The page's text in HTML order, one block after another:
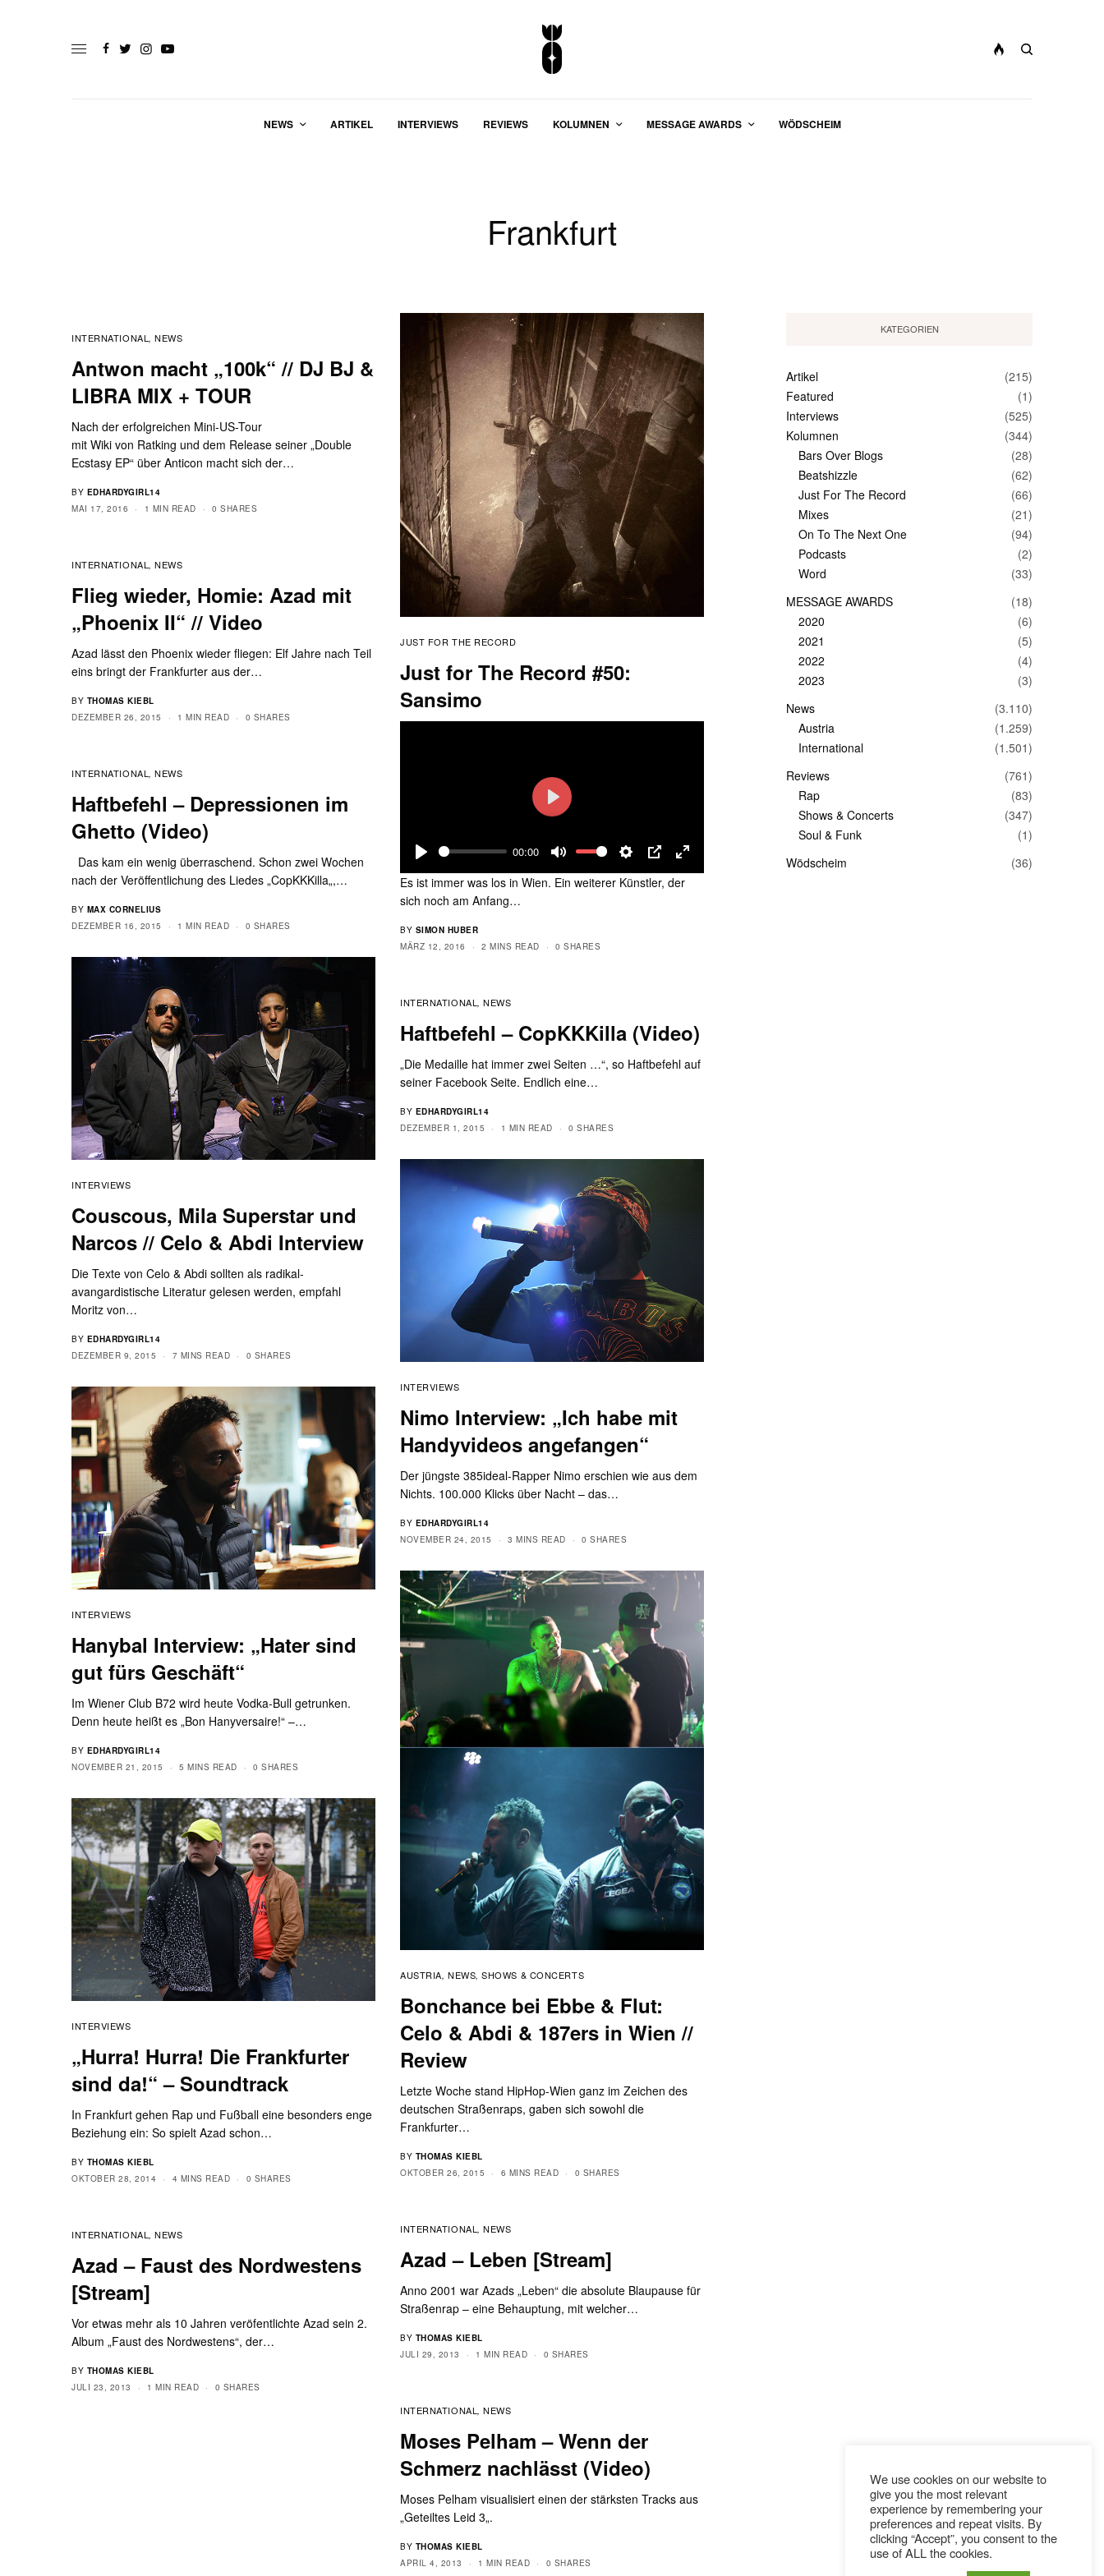
NEWS ARTIKEL INTERVIEWS REVIEWS KOLUMNEN MESSAGE AWARDS WÖDSCHEIM
Frankfurt
INTERNATIONAL ,NEWS
Antwon macht „100k“ // DJ BJ &
LIBRA MIX + TOUR
Nach der erfolgreichen Mini-US-Tour
mit Wiki von Ratking und dem Release seiner „Double
Ecstasy EP“ über Anticon macht sich der…
BY EDHARDYGIRL14
MAI 17, 2016
1 MIN READ 0 SHARES
JUST FOR THE RECORD
Just for The Record #50:
Sansimo
00:00
fullscreen
Play
Es ist immer was los in Wien. Ein weiterer Künstler, der
sich noch am Anfang…
BY SIMON HUBER
MÄRZ 12, 2016
2 MINS READ 0 SHARES
INTERNATIONAL ,NEWS
Flieg wieder, Homie: Azad mit
„Phoenix II“ // Video
Azad lässt den Phoenix wieder fliegen: Elf Jahre nach Teil
eins bringt der Frankfurter aus der…
BY THOMAS KIEBL
DEZEMBER 26, 2015
1 MIN READ 0 SHARES
INTERNATIONAL ,NEWS
Haftbefehl – Depressionen im
Ghetto (Video)
Das kam ein wenig überraschend. Schon zwei Wochen
nach der Veröffentlichung des Liedes „CopKKKilla„,…
BY MAX CORNELIUS
DEZEMBER 16, 2015
1 MIN READ 0 SHARES
INTERVIEWS
Couscous, Mila Superstar und
Narcos // Celo & Abdi Interview
Die Texte von Celo & Abdi sollten als radikal-
avangardistische Literatur gelesen werden, empfahl
Moritz von…
BY EDHARDYGIRL14
DEZEMBER 9, 2015
7 MINS READ 0 SHARES
INTERNATIONAL ,NEWS
Haftbefehl – CopKKKilla (Video)
„Die Medaille hat immer zwei Seiten …“, so Haftbefehl auf
seiner Facebook Seite. Endlich eine…
BY EDHARDYGIRL14
DEZEMBER 1, 2015
1 MIN READ 0 SHARES
INTERVIEWS
Nimo Interview: „Ich habe mit
Handyvideos angefangen“
Der jüngste 385ideal-Rapper Nimo erschien wie aus dem
Nichts. 100.000 Klicks über Nacht – das…
BY EDHARDYGIRL14
NOVEMBER 24, 2015
3 MINS READ 0 SHARES
INTERVIEWS
Hanybal Interview: „Hater sind
gut fürs Geschäft“
Im Wiener Club B72 wird heute Vodka-Bull getrunken.
Denn heute heißt es „Bon Hanyversaire!“ –…
BY EDHARDYGIRL14
NOVEMBER 21, 2015
5 MINS READ 0 SHARES
AUSTRIA, NEWS,SHOWS & CONCERTS
Bonchance bei Ebbe & Flut:
Celo & Abdi & 187ers in Wien //
Review
Letzte Woche stand HipHop-Wien ganz im Zeichen des
deutschen Straßenraps, gaben sich sowohl die
Frankfurter…
BY THOMAS KIEBL
OKTOBER 26, 2015
6 MINS READ 0 SHARES
INTERVIEWS
„Hurra! Hurra! Die Frankfurter
sind da!“ – Soundtrack
In Frankfurt gehen Rap und Fußball eine besonders enge
Beziehung ein: So spielt Azad schon…
BY THOMAS KIEBL
OKTOBER 28, 2014
4 MINS READ 0 SHARES
INTERNATIONAL ,NEWS
Azad – Leben [Stream]
Anno 2001 war Azads „Leben“ die absolute Blaupause für
Straßenrap – eine Behauptung, mit welcher…
BY THOMAS KIEBL
JULI 29, 2013
1 MIN READ 0 SHARES
INTERNATIONAL ,NEWS
Azad – Faust des Nordwestens
[Stream]
Vor etwas mehr als 10 Jahren veröfentlichte Azad sein 2.
Album „Faust des Nordwestens“, der…
BY THOMAS KIEBL
JULI 23, 2013
1 MIN READ 0 SHARES
INTERNATIONAL ,NEWS
Moses Pelham – Wenn der
Schmerz nachlässt (Video)
Moses Pelham visualisiert einen der stärksten Tracks aus
„Geteiltes Leid 3„.
BY THOMAS KIEBL
APRIL 4, 2013
1 MIN READ 0 SHARES
KATEGORIEN
Artikel
(215)
Featured
(1)
Interviews
(525)
Kolumnen
(344)
Bars Over Blogs
(28)
Beatshizzle
(62)
Just For The Record
(66)
Mixes
(21)
On To The Next One
(94)
Podcasts
(2)
Word
(33)
MESSAGE AWARDS
(18)
2020
(6)
2021
(5)
2022
(4)
2023
(3)
News
(3.110)
Austria
(1.259)
International
(1.501)
Reviews
(761)
Rap
(83)
Shows & Concerts
(347)
Soul & Funk
(1)
Wödscheim
(36)
We use cookies on our website to
give you the most relevant
experience by remembering your
preferences and repeat visits. By
clicking “Accept”, you consent to the
use of ALL the cookies.